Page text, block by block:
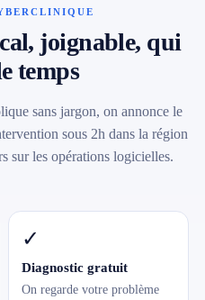
joignable, qui
temps
sans jargon, on annonce le
sous 2h dans la région
sur les opérations logicielles.
✓
Diagnostic gratuit
On regarde votre problème